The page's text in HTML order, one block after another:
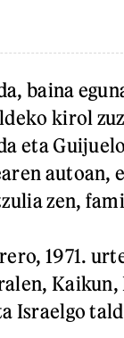
baina
kirol
eta
autoan,
zen,
1971.
Israelgo